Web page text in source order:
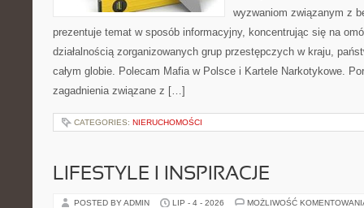
wyzwaniom związanym z
prezentuje temat w sposób informacyjny, koncentrując się na
działalnością zorganizowanych grup przestępczych w kraju,
całym globie. Polecam Mafia w Polsce i Kartele Narkotykowe.
zagadnienia związane z […]
CATEGORIES: NIERUCHOMOŚCI
LIFESTYLE I INSPIRACJE
POSTED BY ADMIN LIP - 4 - 2026 MOŻLIWOŚĆ